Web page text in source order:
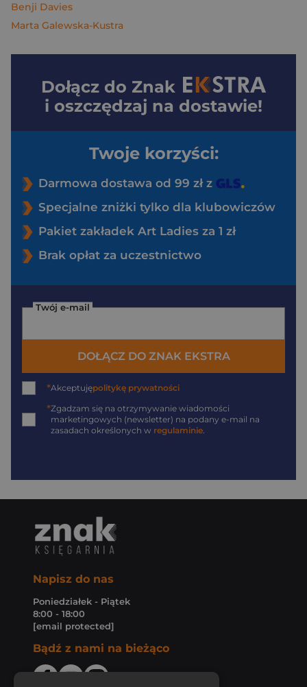
Benji Davies
Marta Galewska-Kustra
Dołącz do Znak
i oszczędzaj na dostawie!
Twoje korzyści:
Darmowa dostawa od 99 zł z
Specjalne zniżki tylko dla klubowiczów
Pakiet zakładek Art Ladies za 1 zł
Brak opłat za uczestnictwo
Twój e-mail
DOŁĄCZ DO ZNAK EKSTRA
*Akceptujępolitykę prywatności
*Zgadzam się na otrzymywanie wiadomości
marketingowych (newsletter) na podany e-mail na
zasadach określonych w regulaminie.
Napisz do nas
Poniedziałek - Piątek
8:00 - 18:00
[email protected]
Bądź z nami na bieżąco